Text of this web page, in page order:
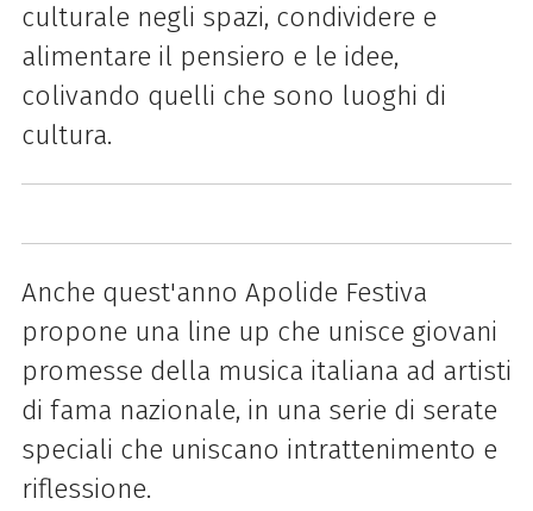
culturale negli spazi, condividere e
alimentare il pensiero e le idee,
colivando quelli che sono luoghi di
cultura.
Anche quest'anno Apolide Festiva
propone una line up che unisce giovani
promesse della musica italiana ad artisti
di fama nazionale, in una serie di serate
speciali che uniscano intrattenimento e
riflessione.